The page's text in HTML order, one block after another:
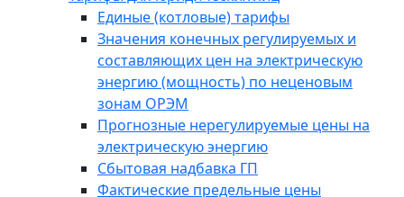
Единые (котловые) тарифы
Значения конечных регулируемых и
составляющих цен на электрическую
энергию (мощность) по неценовым
зонам ОРЭМ
Прогнозные нерегулируемые цены на
электрическую энергию
Сбытовая надбавка ГП
Фактические предельные цены